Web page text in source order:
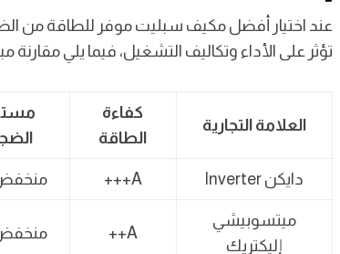
عند اختيار أفضل مكيف سبليت موفر للطاقة من
تؤثر على الأداء وتكاليف التشغيل، فيما يلي مقارنة
العلامة التجارية
كفاءة
الطاقة
دايكن Inverter A+++
ميتسوبيشي
إليكتريك
A++